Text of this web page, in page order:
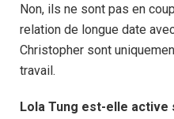
Non, ils ne sont pas en
relation de longue date
Christopher sont
travail.
Lola Tung est-elle